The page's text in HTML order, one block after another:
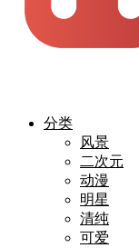
分类
风景
二次元
动漫
明星
清纯
可爱